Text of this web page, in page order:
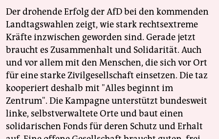
Der drohende Erfolg der AfD bei den kommenden
Landtagswahlen zeigt, wie stark rechtsextreme
Kräfte inzwischen geworden sind. Gerade jetzt
braucht es Zusammenhalt und Solidarität. Auch
und vor allem mit den Menschen, die sich vor Ort
für eine starke Zivilgesellschaft einsetzen. Die taz
kooperiert deshalb mit "Alles beginnt im
Zentrum". Die Kampagne unterstützt bundesweit
linke, selbstverwaltete Orte und baut einen
solidarischen Fonds für deren Schutz und Erhalt